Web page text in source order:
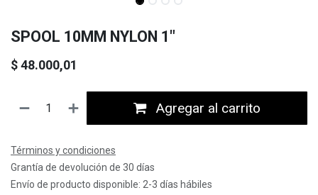
SPOOL 10MM NYLON 1"
$48.000,01
Agregar al carrito
Términos y condiciones
Grantía de devolución de 30 días
Envío de producto disponible: 2-3 días hábiles